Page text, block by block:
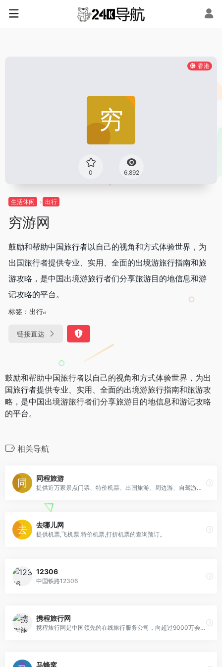
香港
0 6,892
生活休闲 出行
穷游网
鼓励和帮助中国旅行者以自己的视角和方式体验世界，为
出国旅行者提供专业、实用、全面的出境游旅行指南和旅
游攻略，是中国出境游旅行者们分享旅游目的地信息和游
记攻略的平台。
标签： 出行
链接直达
鼓励和帮助中国旅行者以自己的视角和方式体验世界，为出
国旅行者提供专业、实用、全面的出境游旅行指南和旅游攻
略，是中国出境游旅行者们分享旅游目的地信息和游记攻略
的平台。
相关导航
同程旅游
提供近万家景点门票、特价机票、出国旅游、周边游、自驾游及酒店预订服务
去哪儿网
提供机票,飞机票,特价机票,打折机票的查询预订。
12306
中国铁路12306
携程旅行网
携程旅行网是中国领先的在线旅行服务公司，向超过9000万会员提供酒店预订、酒店点评及特价酒店查询、机票预订、飞机票查询、时刻表、票价查询、航班查询、度假预订、商旅管理、为您的出行提供全方位旅行服务。
马蜂窝